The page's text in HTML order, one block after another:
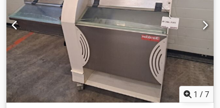
1 /7